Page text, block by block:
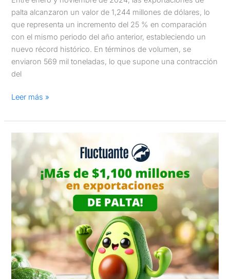
palta alcanzaron un valor de 1,244 millones de dólares, lo
que representa un incremento del 25 % en comparación
con el mismo periodo del año anterior, estableciendo un
nuevo récord histórico. En términos de volumen, se
enviaron 569 mil toneladas, lo que supone una contracción
del
Leer más »
$1,100
millones
exportacion
de
palta
peruana!